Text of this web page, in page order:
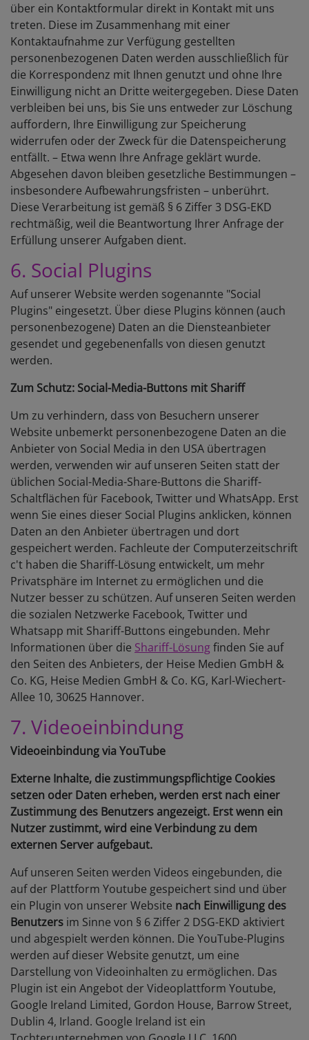
über ein Kontaktformular direkt in Kontakt mit uns
treten. Diese im Zusammenhang mit einer
Kontaktaufnahme zur Verfügung gestellten
personenbezogenen Daten werden ausschließlich für
die Korrespondenz mit Ihnen genutzt und ohne Ihre
Einwilligung nicht an Dritte weitergegeben. Diese Daten
verbleiben bei uns, bis Sie uns entweder zur Löschung
auffordern, Ihre Einwilligung zur Speicherung
widerrufen oder der Zweck für die Datenspeicherung
entfällt. – Etwa wenn Ihre Anfrage geklärt wurde.
Abgesehen davon bleiben gesetzliche Bestimmungen –
insbesondere Aufbewahrungsfristen – unberührt.
Diese Verarbeitung ist gemäß § 6 Ziffer 3 DSG-EKD
rechtmäßig, weil die Beantwortung Ihrer Anfrage der
Erfüllung unserer Aufgaben dient.
6. Social Plugins
Auf unserer Website werden sogenannte "Social
Plugins" eingesetzt. Über diese Plugins können (auch
personenbezogene) Daten an die Diensteanbieter
gesendet und gegebenenfalls von diesen genutzt
werden.
Zum Schutz: Social-Media-Buttons mit Shariff
Um zu verhindern, dass von Besuchern unserer
Website unbemerkt personenbezogene Daten an die
Anbieter von Social Media in den USA übertragen
werden, verwenden wir auf unseren Seiten statt der
üblichen Social-Media-Share-Buttons die Shariff-
Schaltflächen für Facebook, Twitter und WhatsApp. Erst
wenn Sie eines dieser Social Plugins anklicken, können
Daten an den Anbieter übertragen und dort
gespeichert werden. Fachleute der Computerzeitschrift
c't haben die Shariff-Lösung entwickelt, um mehr
Privatsphäre im Internet zu ermöglichen und die
Nutzer besser zu schützen. Auf unseren Seiten werden
die sozialen Netzwerke Facebook, Twitter und
Whatsapp mit Shariff-Buttons eingebunden. Mehr
Informationen über die Shariff-Lösungfinden Sie auf
den Seiten des Anbieters, der Heise Medien GmbH &
Co. KG, Heise Medien GmbH & Co. KG, Karl-Wiechert-
Allee 10, 30625 Hannover.
7. Videoeinbindung
Videoeinbindung via YouTube
Externe Inhalte, die zustimmungspflichtige Cookies
setzen oder Daten erheben, werden erst nach einer
Zustimmung des Benutzers angezeigt. Erst wenn ein
Nutzer zustimmt, wird eine Verbindung zu dem
externen Server aufgebaut.
Auf unseren Seiten werden Videos eingebunden, die
auf der Plattform Youtube gespeichert sind und über
ein Plugin von unserer Website nach Einwilligung des
Benutzers im Sinne von § 6 Ziffer 2 DSG-EKD aktiviert
und abgespielt werden können. Die YouTube-Plugins
werden auf dieser Website genutzt, um eine
Darstellung von Videoinhalten zu ermöglichen. Das
Plugin ist ein Angebot der Videoplattform Youtube,
Google Ireland Limited, Gordon House, Barrow Street,
Dublin 4, Irland. Google Ireland ist ein